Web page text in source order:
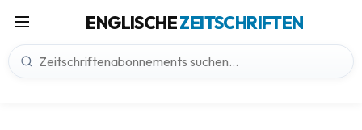
ENGLISCHEZEITSCHRIFTEN